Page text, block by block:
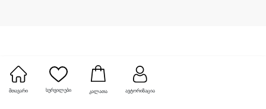
მთავარი სურვილები კალათა ავტორიზაცია